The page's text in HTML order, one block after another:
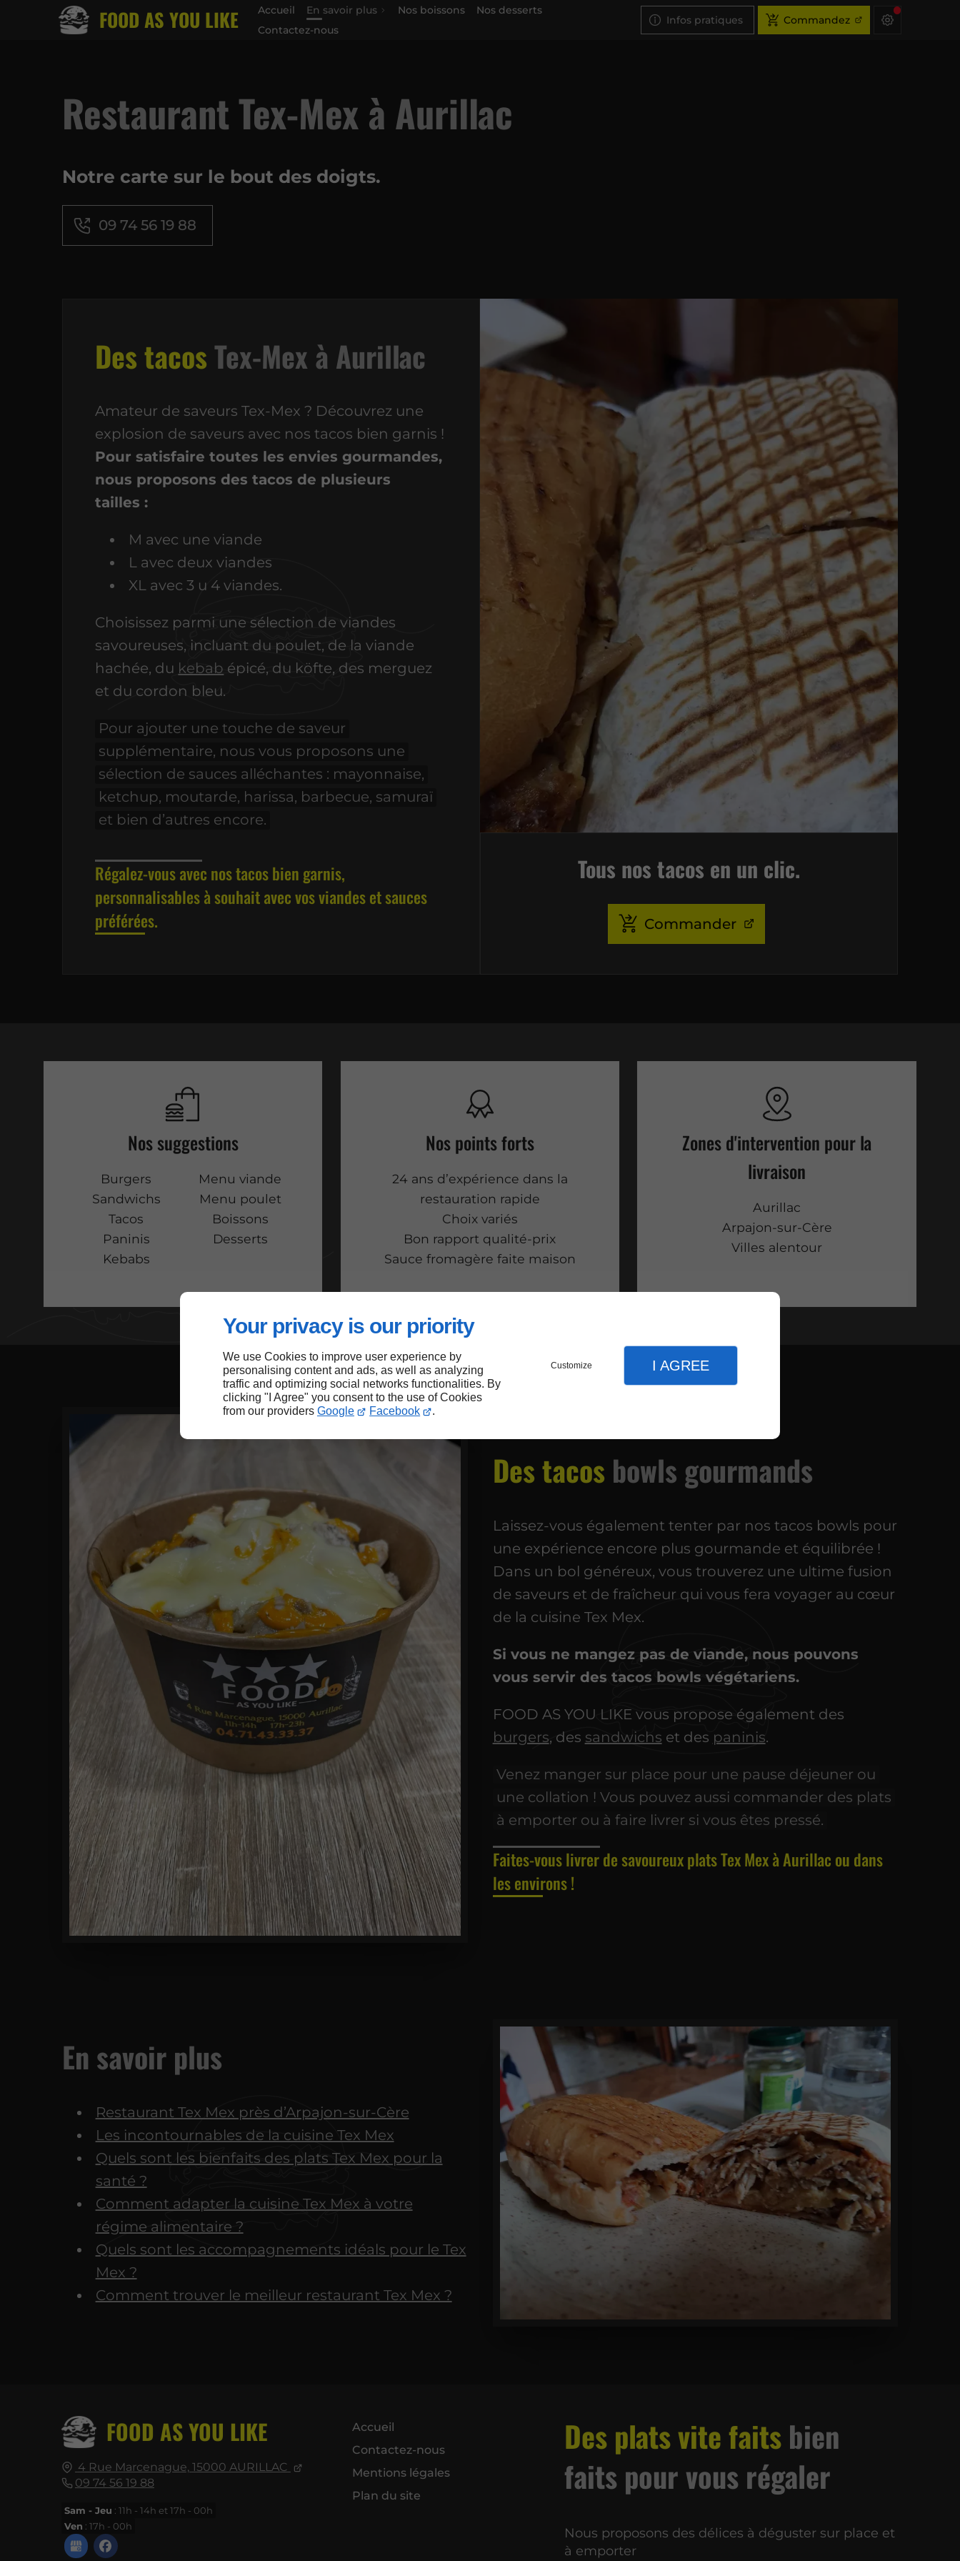
Your privacy is our priority
We use Cookies to improve user experience by
personalising content and ads, as well as analyzing
traffic and optimizing social networks functionalities. By
clicking "I Agree" you consent to the use of Cookies
from our providers Google Facebook .
Customize I AGREE
FOOD AS YOU LIKE Accueil En savoir plus Nos boissons
Nos desserts
Contactez-nous
Infos pratiques Commandez
Restaurant Tex-Mex à Aurillac
Notre carte sur le bout des doigts.
09 74 56 19 88
Des tacosTex-Mex à Aurillac
Amateur de saveurs Tex-Mex ? Découvrez une
explosion de saveurs avec nos tacos bien garnis !
Pour satisfaire toutes les envies gourmandes,
nous proposons des tacos de plusieurs
tailles :
M avec une viande
L avec deux viandes
XL avec 3 u 4 viandes.
Choisissez parmi une sélection de viandes
savoureuses, incluant du poulet, de la viande
hachée, du kebab épicé, du köfte, des merguez
et du cordon bleu.
Pour ajouter une touche de saveur
supplémentaire, nous vous proposons une
sélection de sauces alléchantes : mayonnaise,
ketchup, moutarde, harissa, barbecue, samuraï
et bien d’autres encore.
Régalez-vous avec nos tacos bien garnis,
personnalisables à souhait avec vos viandes et sauces
préférées.
Tous nos tacos en un clic.
Commander
Nos suggestions
Burgers
Sandwichs
Tacos
Paninis
Kebabs
Menu viande
Menu poulet
Boissons
Desserts
Nos points forts
24 ans d’expérience dans la
restauration rapide
Choix variés
Bon rapport qualité-prix
Sauce fromagère faite maison
Zones d'intervention pour la
livraison
Aurillac
Arpajon-sur-Cère
Villes alentour
Des tacos bowls gourmands
Laissez-vous également tenter par nos tacos bowls pour
une expérience encore plus gourmande et équilibrée !
Dans un bol généreux, vous trouverez une ultime fusion
de saveurs et de fraîcheur qui vous fera voyager au cœur
de la cuisine Tex Mex.
Si vous ne mangez pas de viande, nous pouvons
vous servir des tacos bowls végétariens.
FOOD AS YOU LIKE vous propose également des
burgers, des sandwichs et des paninis.
Venez manger sur place pour une pause déjeuner ou
une collation ! Vous pouvez aussi commander des plats
à emporter ou à faire livrer si vous êtes pressé.
Faites-vous livrer de savoureux plats Tex Mex à Aurillac ou dans
les environs !
En savoir plus
Restaurant Tex Mex près d’Arpajon-sur-Cère
Les incontournables de la cuisine Tex Mex
Quels sont les bienfaits des plats Tex Mex pour la
santé ?
Comment adapter la cuisine Tex Mex à votre
régime alimentaire ?
Quels sont les accompagnements idéals pour le Tex
Mex ?
Comment trouver le meilleur restaurant Tex Mex ?
FOOD AS YOU LIKE
4 Rue Marcenague, 15000 AURILLAC
09 74 56 19 88
Sam - Jeu : 11h - 14h et 17h - 00h
Ven : 17h - 00h
Accueil
Contactez-nous
Mentions légales
Plan du site
Des plats vite faits bien
faits pour vous régaler
Nous proposons des délices à déguster sur place et
à emporter